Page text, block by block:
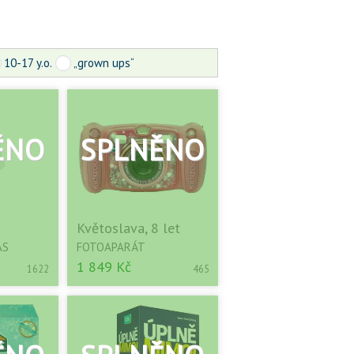
10-17 y.o. „grown ups“
1622
Květoslava, 8 let
FOTOAPARÁT
1 849 Kč 465